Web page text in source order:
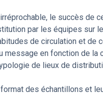
le succès de
par les équipes sur
de circulation et de
message en fonction de la
de lieux de
des échantillons et